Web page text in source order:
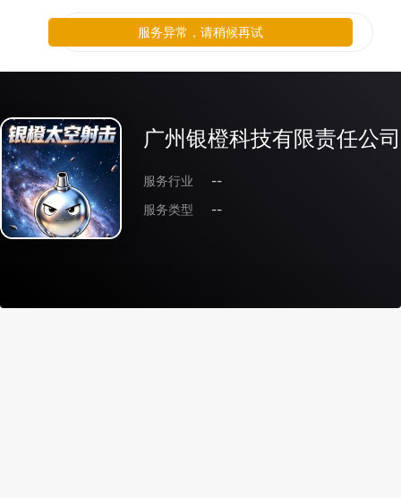
广州银橙科技有限责任公司
服务行业
--
服务类型
--
服务异常，请稍候再试